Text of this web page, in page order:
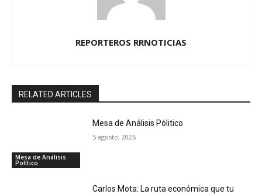
REPORTEROS RRNOTICIAS
RELATED ARTICLES
Mesa de Análisis
Político
Mesa de Análisis Pólitico
5 agosto, 2026
Carlos Mota: La ruta económica que tu